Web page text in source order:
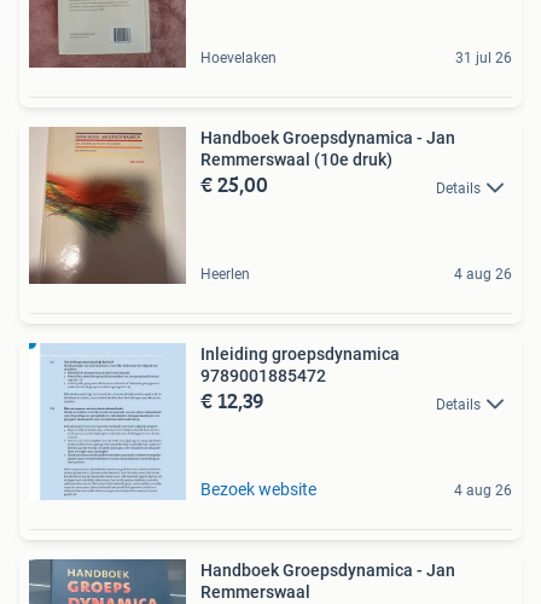
Hoevelaken 31 jul 26
Handboek Groepsdynamica - Jan
Remmerswaal (10e druk)
€ 25,00 Details
Heerlen 4 aug 26
Inleiding groepsdynamica
9789001885472
€ 12,39 Details
Bezoek website 4 aug 26
Handboek Groepsdynamica - Jan
Remmerswaal